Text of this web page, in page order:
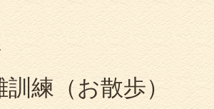
練（お散歩）